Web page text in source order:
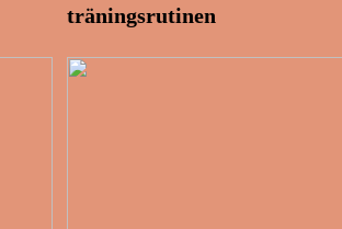
träningsrutinen